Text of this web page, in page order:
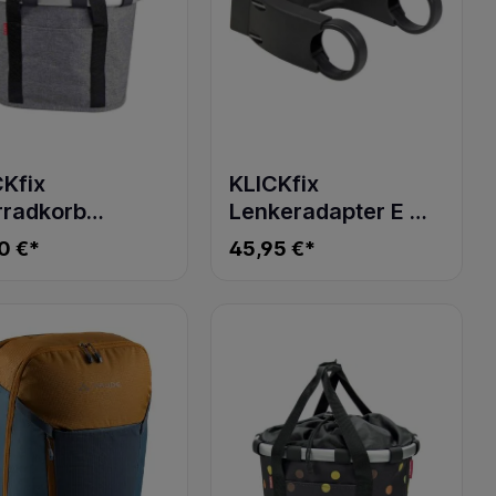
TWIST
€*
KLICKfix
Lenkeradapter E mit
Schloss Universal
0211EBL
45,95 €*